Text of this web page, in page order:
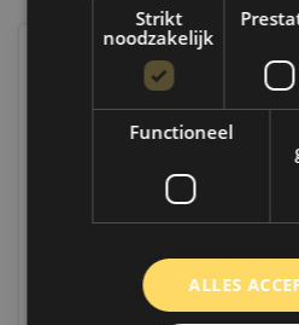
MPM Motorolie 5W30 Premium
Synthetic LFC Truck | 205
Strikt
noodzakelijk
Functioneel
ALLES